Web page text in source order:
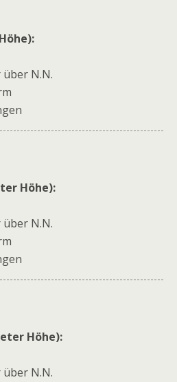
über N.N.
Höhe):
über N.N.
Höhe):
über N.N.